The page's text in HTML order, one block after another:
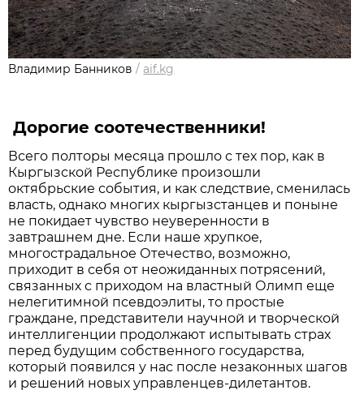
Владимир Банников / aif.kg
Дорогие соотечественники!
Всего полторы месяца прошло с тех пор, как в
Кыргызской Республике произошли
октябрьские события, и как следствие, сменилась
власть, однако многих кыргызстанцев и поныне
не покидает чувство неуверенности в
завтрашнем дне. Если наше хрупкое,
многострадальное Отечество, возможно,
приходит в себя от неожиданных потрясений,
связанных с приходом на властный Олимп еще
нелегитимной псевдоэлиты, то простые
граждане, представители научной и творческой
интеллигенции продолжают испытывать страх
перед будущим собственного государства,
который появился у нас после незаконных шагов
и решений новых управленцев-дилетантов.